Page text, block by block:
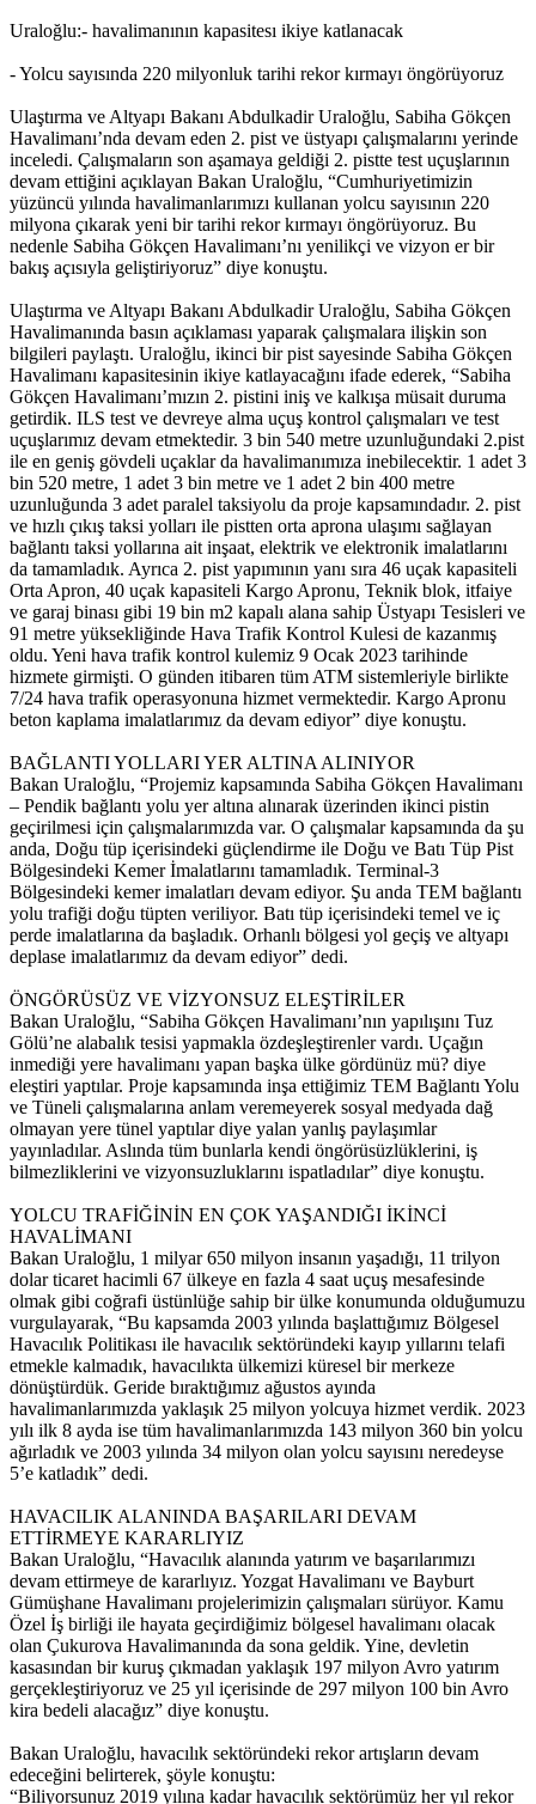
Uraloğlu:- havalimanının kapasitesı ikiye katlanacak
- Yolcu sayısında 220 milyonluk tarihi rekor kırmayı öngörüyoruz
Ulaştırma ve Altyapı Bakanı Abdulkadir Uraloğlu, Sabiha Gökçen
Havalimanı’nda devam eden 2. pist ve üstyapı çalışmalarını yerinde
inceledi. Çalışmaların son aşamaya geldiği 2. pistte test uçuşlarının
devam ettiğini açıklayan Bakan Uraloğlu, “Cumhuriyetimizin
yüzüncü yılında havalimanlarımızı kullanan yolcu sayısının 220
milyona çıkarak yeni bir tarihi rekor kırmayı öngörüyoruz. Bu
nedenle Sabiha Gökçen Havalimanı’nı yenilikçi ve vizyon er bir
bakış açısıyla geliştiriyoruz” diye konuştu.
Ulaştırma ve Altyapı Bakanı Abdulkadir Uraloğlu, Sabiha Gökçen
Havalimanında basın açıklaması yaparak çalışmalara ilişkin son
bilgileri paylaştı. Uraloğlu, ikinci bir pist sayesinde Sabiha Gökçen
Havalimanı kapasitesinin ikiye katlayacağını ifade ederek, “Sabiha
Gökçen Havalimanı’mızın 2. pistini iniş ve kalkışa müsait duruma
getirdik. ILS test ve devreye alma uçuş kontrol çalışmaları ve test
uçuşlarımız devam etmektedir. 3 bin 540 metre uzunluğundaki 2.pist
ile en geniş gövdeli uçaklar da havalimanımıza inebilecektir. 1 adet 3
bin 520 metre, 1 adet 3 bin metre ve 1 adet 2 bin 400 metre
uzunluğunda 3 adet paralel taksiyolu da proje kapsamındadır. 2. pist
ve hızlı çıkış taksi yolları ile pistten orta aprona ulaşımı sağlayan
bağlantı taksi yollarına ait inşaat, elektrik ve elektronik imalatlarını
da tamamladık. Ayrıca 2. pist yapımının yanı sıra 46 uçak kapasiteli
Orta Apron, 40 uçak kapasiteli Kargo Apronu, Teknik blok, itfaiye
ve garaj binası gibi 19 bin m2 kapalı alana sahip Üstyapı Tesisleri ve
91 metre yüksekliğinde Hava Trafik Kontrol Kulesi de kazanmış
oldu. Yeni hava trafik kontrol kulemiz 9 Ocak 2023 tarihinde
hizmete girmişti. O günden itibaren tüm ATM sistemleriyle birlikte
7/24 hava trafik operasyonuna hizmet vermektedir. Kargo Apronu
beton kaplama imalatlarımız da devam ediyor” diye konuştu.
BAĞLANTI YOLLARI YER ALTINA ALINIYOR
Bakan Uraloğlu, “Projemiz kapsamında Sabiha Gökçen Havalimanı
– Pendik bağlantı yolu yer altına alınarak üzerinden ikinci pistin
geçirilmesi için çalışmalarımızda var. O çalışmalar kapsamında da şu
anda, Doğu tüp içerisindeki güçlendirme ile Doğu ve Batı Tüp Pist
Bölgesindeki Kemer İmalatlarını tamamladık. Terminal-3
Bölgesindeki kemer imalatları devam ediyor. Şu anda TEM bağlantı
yolu trafiği doğu tüpten veriliyor. Batı tüp içerisindeki temel ve iç
perde imalatlarına da başladık. Orhanlı bölgesi yol geçiş ve altyapı
deplase imalatlarımız da devam ediyor” dedi.
ÖNGÖRÜSÜZ VE VİZYONSUZ ELEŞTİRİLER
Bakan Uraloğlu, “Sabiha Gökçen Havalimanı’nın yapılışını Tuz
Gölü’ne alabalık tesisi yapmakla özdeşleştirenler vardı. Uçağın
inmediği yere havalimanı yapan başka ülke gördünüz mü? diye
eleştiri yaptılar. Proje kapsamında inşa ettiğimiz TEM Bağlantı Yolu
ve Tüneli çalışmalarına anlam veremeyerek sosyal medyada dağ
olmayan yere tünel yaptılar diye yalan yanlış paylaşımlar
yayınladılar. Aslında tüm bunlarla kendi öngörüsüzlüklerini, iş
bilmezliklerini ve vizyonsuzluklarını ispatladılar” diye konuştu.
YOLCU TRAFİĞİNİN EN ÇOK YAŞANDIĞI İKİNCİ
HAVALİMANI
Bakan Uraloğlu, 1 milyar 650 milyon insanın yaşadığı, 11 trilyon
dolar ticaret hacimli 67 ülkeye en fazla 4 saat uçuş mesafesinde
olmak gibi coğrafi üstünlüğe sahip bir ülke konumunda olduğumuzu
vurgulayarak, “Bu kapsamda 2003 yılında başlattığımız Bölgesel
Havacılık Politikası ile havacılık sektöründeki kayıp yıllarını telafi
etmekle kalmadık, havacılıkta ülkemizi küresel bir merkeze
dönüştürdük. Geride bıraktığımız ağustos ayında
havalimanlarımızda yaklaşık 25 milyon yolcuya hizmet verdik. 2023
yılı ilk 8 ayda ise tüm havalimanlarımızda 143 milyon 360 bin yolcu
ağırladık ve 2003 yılında 34 milyon olan yolcu sayısını neredeyse
5’e katladık” dedi.
HAVACILIK ALANINDA BAŞARILARI DEVAM
ETTİRMEYE KARARLIYIZ
Bakan Uraloğlu, “Havacılık alanında yatırım ve başarılarımızı
devam ettirmeye de kararlıyız. Yozgat Havalimanı ve Bayburt
Gümüşhane Havalimanı projelerimizin çalışmaları sürüyor. Kamu
Özel İş birliği ile hayata geçirdiğimiz bölgesel havalimanı olacak
olan Çukurova Havalimanında da sona geldik. Yine, devletin
kasasından bir kuruş çıkmadan yaklaşık 197 milyon Avro yatırım
gerçekleştiriyoruz ve 25 yıl içerisinde de 297 milyon 100 bin Avro
kira bedeli alacağız” diye konuştu.
Bakan Uraloğlu, havacılık sektöründeki rekor artışların devam
edeceğini belirterek, şöyle konuştu:
“Biliyorsunuz 2019 yılına kadar havacılık sektörümüz her yıl rekor